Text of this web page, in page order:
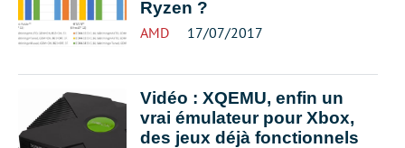
Ryzen ?
AMD 17/07/2017
Vidéo : XQEMU, enfin un
vrai émulateur pour Xbox,
des jeux déjà fonctionnels